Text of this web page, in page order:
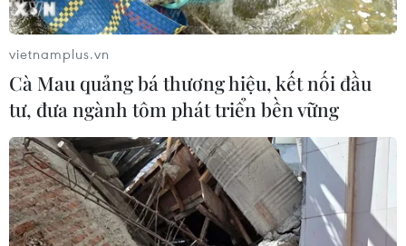
vietnamplus.vn
Cà Mau quảng bá thương hiệu, kết nối đầu
tư, đưa ngành tôm phát triển bền vững